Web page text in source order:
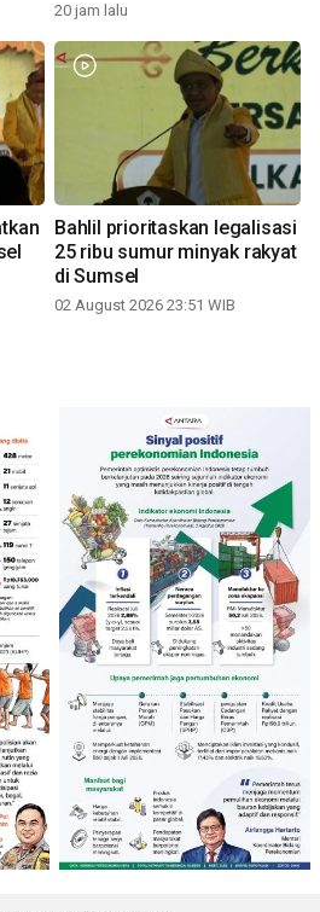
20 jam lalu
Bahlil prioritaskan legalisasi
25 ribu sumur minyak rakyat
di Sumsel
02 August 2026 23:51 WIB